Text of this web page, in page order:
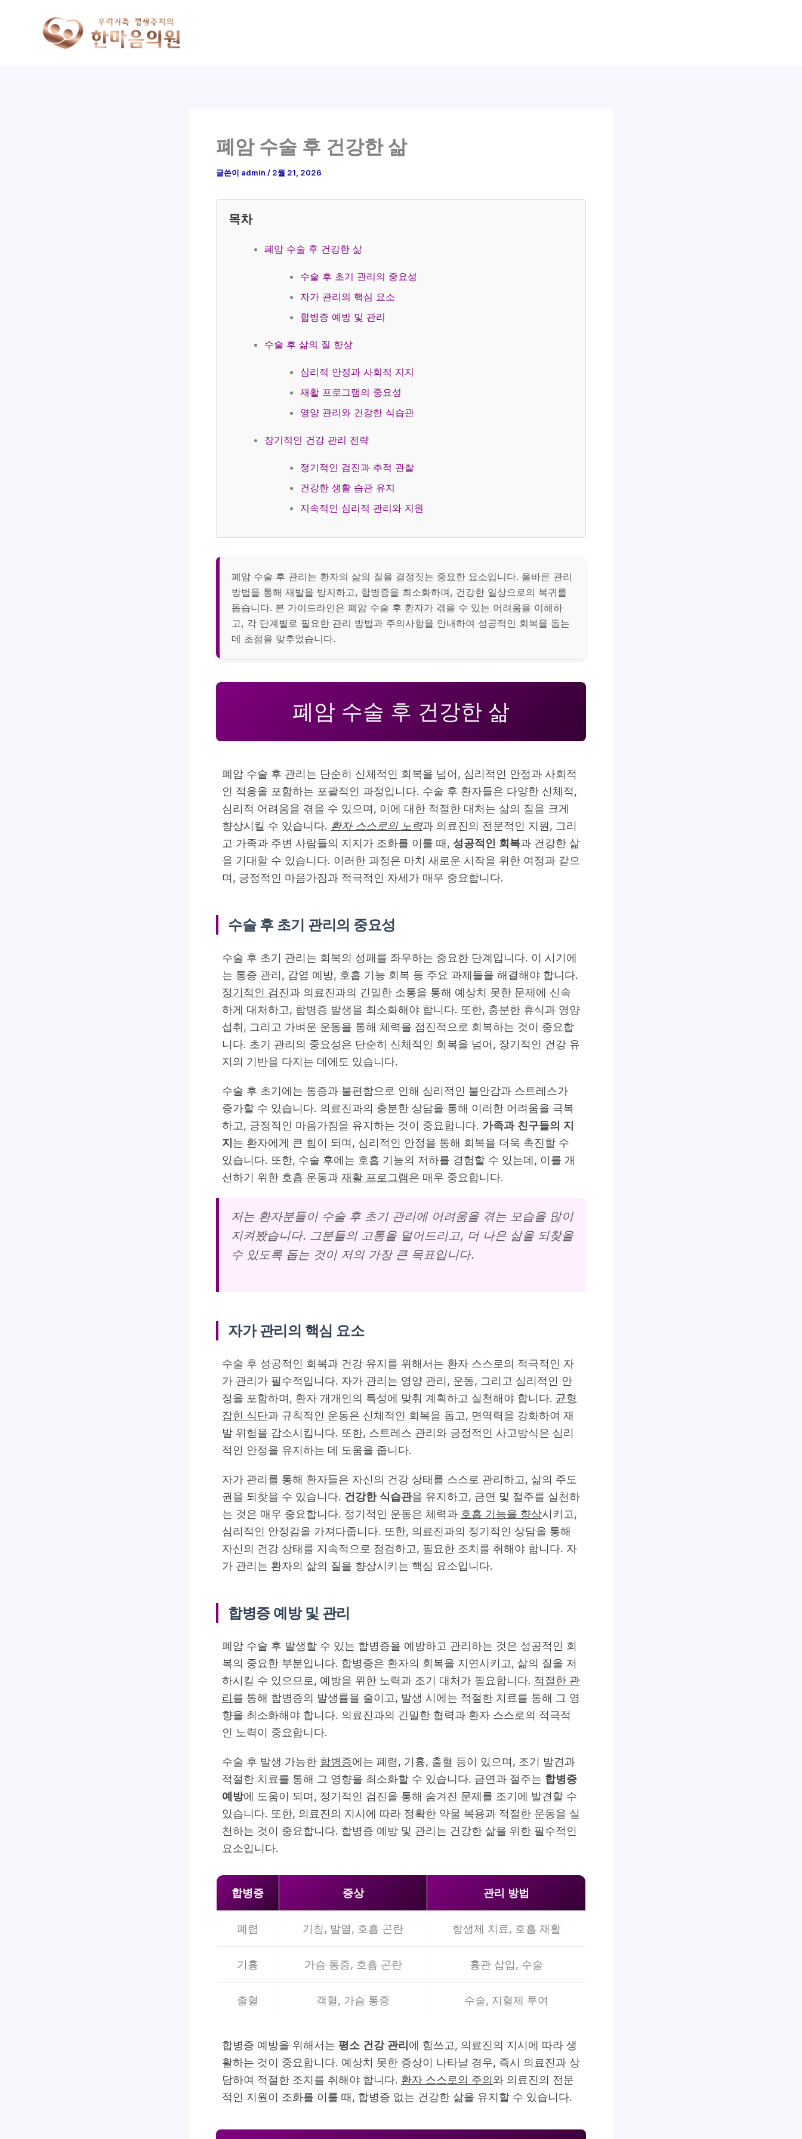
폐암 수술 후 건강한 삶
글쓴이 admin / 2월 21, 2026
목차
폐암 수술 후 건강한 삶
수술 후 초기 관리의 중요성
자가 관리의 핵심 요소
합병증 예방 및 관리
수술 후 삶의 질 향상
심리적 안정과 사회적 지지
재활 프로그램의 중요성
영양 관리와 건강한 식습관
장기적인 건강 관리 전략
정기적인 검진과 추적 관찰
건강한 생활 습관 유지
지속적인 심리적 관리와 지원
폐암 수술 후 관리는 환자의 삶의 질을 결정짓는 중요한 요소입니다. 올바른 관리
방법을 통해 재발을 방지하고, 합병증을 최소화하며, 건강한 일상으로의 복귀를
돕습니다. 본 가이드라인은 폐암 수술 후 환자가 겪을 수 있는 어려움을 이해하
고, 각 단계별로 필요한 관리 방법과 주의사항을 안내하여 성공적인 회복을 돕는
데 초점을 맞추었습니다.
폐암 수술 후 건강한 삶
폐암 수술 후 관리는 단순히 신체적인 회복을 넘어, 심리적인 안정과 사회적
인 적응을 포함하는 포괄적인 과정입니다. 수술 후 환자들은 다양한 신체적,
심리적 어려움을 겪을 수 있으며, 이에 대한 적절한 대처는 삶의 질을 크게
향상시킬 수 있습니다. 환자 스스로의 노력과 의료진의 전문적인 지원, 그리
고 가족과 주변 사람들의 지지가 조화를 이룰 때, 성공적인 회복과 건강한 삶
을 기대할 수 있습니다. 이러한 과정은 마치 새로운 시작을 위한 여정과 같으
며, 긍정적인 마음가짐과 적극적인 자세가 매우 중요합니다.
수술 후 초기 관리의 중요성
수술 후 초기 관리는 회복의 성패를 좌우하는 중요한 단계입니다. 이 시기에
는 통증 관리, 감염 예방, 호흡 기능 회복 등 주요 과제들을 해결해야 합니다.
정기적인 검진과 의료진과의 긴밀한 소통을 통해 예상치 못한 문제에 신속
하게 대처하고, 합병증 발생을 최소화해야 합니다. 또한, 충분한 휴식과 영양
섭취, 그리고 가벼운 운동을 통해 체력을 점진적으로 회복하는 것이 중요합
니다. 초기 관리의 중요성은 단순히 신체적인 회복을 넘어, 장기적인 건강 유
지의 기반을 다지는 데에도 있습니다.
수술 후 초기에는 통증과 불편함으로 인해 심리적인 불안감과 스트레스가
증가할 수 있습니다. 의료진과의 충분한 상담을 통해 이러한 어려움을 극복
하고, 긍정적인 마음가짐을 유지하는 것이 중요합니다. 가족과 친구들의 지
지 는 환자에게 큰 힘이 되며, 심리적인 안정을 통해 회복을 더욱 촉진할 수
있습니다. 또한, 수술 후에는 호흡 기능의 저하를 경험할 수 있는데, 이를 개
선하기 위한 호흡 운동과 재활 프로그램은 매우 중요합니다.
저는 환자분들이 수술 후 초기 관리에 어려움을 겪는 모습을 많이
지켜봤습니다. 그분들의 고통을 덜어드리고, 더 나은 삶을 되찾을
수 있도록 돕는 것이 저의 가장 큰 목표입니다.
자가 관리의 핵심 요소
수술 후 성공적인 회복과 건강 유지를 위해서는 환자 스스로의 적극적인 자
가 관리가 필수적입니다. 자가 관리는 영양 관리, 운동, 그리고 심리적인 안
정을 포함하며, 환자 개개인의 특성에 맞춰 계획하고 실천해야 합니다. 균형
잡힌 식단과 규칙적인 운동은 신체적인 회복을 돕고, 면역력을 강화하여 재
발 위험을 감소시킵니다. 또한, 스트레스 관리와 긍정적인 사고방식은 심리
적인 안정을 유지하는 데 도움을 줍니다.
자가 관리를 통해 환자들은 자신의 건강 상태를 스스로 관리하고, 삶의 주도
권을 되찾을 수 있습니다. 건강한 식습관을 유지하고, 금연 및 절주를 실천하
는 것은 매우 중요합니다. 정기적인 운동은 체력과 호흡 기능을 향상시키고,
심리적인 안정감을 가져다줍니다. 또한, 의료진과의 정기적인 상담을 통해
자신의 건강 상태를 지속적으로 점검하고, 필요한 조치를 취해야 합니다. 자
가 관리는 환자의 삶의 질을 향상시키는 핵심 요소입니다.
합병증 예방 및 관리
폐암 수술 후 발생할 수 있는 합병증을 예방하고 관리하는 것은 성공적인 회
복의 중요한 부분입니다. 합병증은 환자의 회복을 지연시키고, 삶의 질을 저
하시킬 수 있으므로, 예방을 위한 노력과 조기 대처가 필요합니다. 적절한 관
리를 통해 합병증의 발생률을 줄이고, 발생 시에는 적절한 치료를 통해 그 영
향을 최소화해야 합니다. 의료진과의 긴밀한 협력과 환자 스스로의 적극적
인 노력이 중요합니다.
수술 후 발생 가능한 합병증에는 폐렴, 기흉, 출혈 등이 있으며, 조기 발견과
적절한 치료를 통해 그 영향을 최소화할 수 있습니다. 금연과 절주는 합병증
예방에 도움이 되며, 정기적인 검진을 통해 숨겨진 문제를 조기에 발견할 수
있습니다. 또한, 의료진의 지시에 따라 정확한 약물 복용과 적절한 운동을 실
천하는 것이 중요합니다. 합병증 예방 및 관리는 건강한 삶을 위한 필수적인
요소입니다.
합병증 증상 관리 방법
폐렴 기침, 발열, 호흡 곤란 항생제 치료, 호흡 재활
기흉 가슴 통증, 호흡 곤란 흉관 삽입, 수술
출혈 객혈, 가슴 통증 수술, 지혈제 투여
합병증 예방을 위해서는 평소 건강 관리에 힘쓰고, 의료진의 지시에 따라 생
활하는 것이 중요합니다. 예상치 못한 증상이 나타날 경우, 즉시 의료진과 상
담하여 적절한 조치를 취해야 합니다. 환자 스스로의 주의와 의료진의 전문
적인 지원이 조화를 이룰 때, 합병증 없는 건강한 삶을 유지할 수 있습니다.